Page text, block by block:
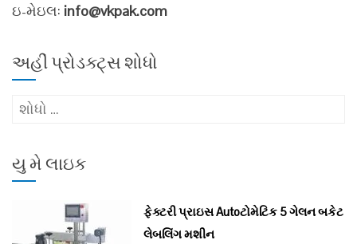
ઇ-મેઇલ: info@vkpak.com
અહીં પ્રોડક્ટ્સ શોધો
માટે
યુ મે લાઇક
ફેક્ટરી પ્રાઇસ Autoટોમેટિક 5 ગેલન બકેટ
લેબલિંગ મશીન